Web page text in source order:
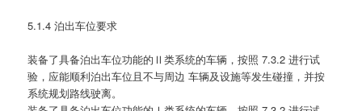
5.1.4 泊出车位要求
装备了具备泊出车位功能的Ⅱ类系统的车辆，按照 7.3.2 进行试
验，应能顺利泊出车位且不与周边 车辆及设施等发生碰撞，并按
系统规划路线驶离。